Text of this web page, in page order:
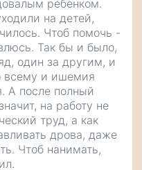
ребенком.
на детей,
Чтоб помочь -
Так бы и было,
один за другим, и
всему и ишемия
А после полный
на работу не
труд, а как
дрова, даже
Чтоб нанимать,